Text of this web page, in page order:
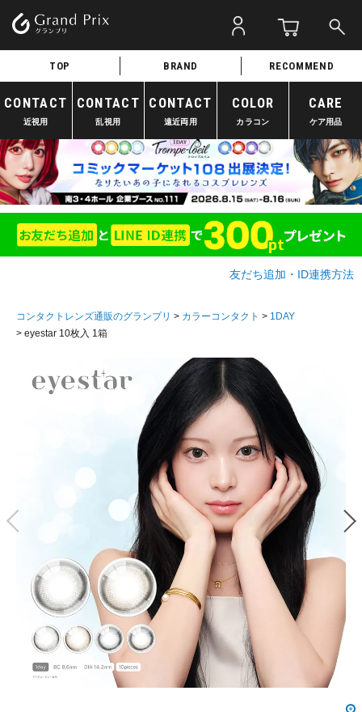
TOP BRAND RECOMMEND
CONTACT
近視用
CONTACT
乱視用
CONTACT
遠近両用
COLOR
カラコン
CARE
ケア用品
友だち追加・ID連携方法
コンタクトレンズ通販のグランプリ カラーコンタクト
1DAY
eyestar 10枚入 1箱